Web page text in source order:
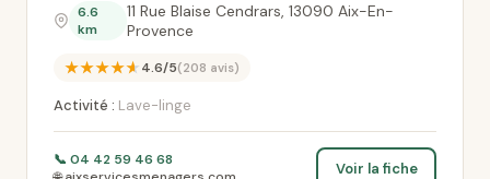
6.6
km
11 Rue Blaise Cendrars, 13090 Aix-En-
Provence
★★★★★4.6/5(208 avis)
Activité : Lave-linge
📞 04 42 59 46 68
Voir la fiche